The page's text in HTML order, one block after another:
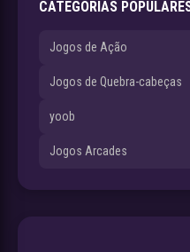
CATEGORIAS
Jogos de Ação
Jogos de Quebra-cabeças
yoob
Jogos Arcades